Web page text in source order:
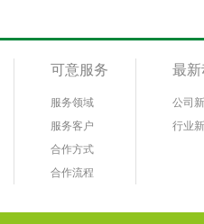
可意服务
服务领域
服务客户
合作方式
合作流程
最
公司
行业